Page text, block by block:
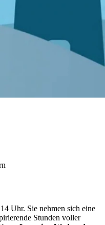
Uhr. Sie nehmen sich eine
Stunden voller